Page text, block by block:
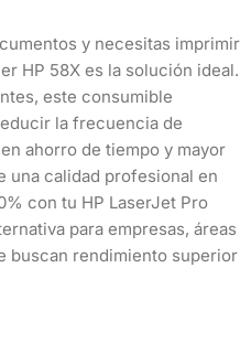
y necesitas imprimir
HP 58X es la solución ideal.
este consumible
la frecuencia de
ahorro de tiempo y mayor
una calidad profesional en
con tu HP LaserJet Pro
para empresas, áreas
buscan rendimiento superior